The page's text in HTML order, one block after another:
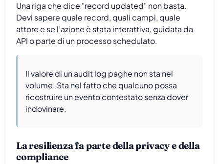
Una riga che dice "record updated" non basta.
Devi sapere quale record, quali campi, quale
attore e se l’azione è stata interattiva, guidata da
API o parte di un processo schedulato.
Il valore di un audit log paghe non sta nel
volume. Sta nel fatto che qualcuno possa
ricostruire un evento contestato senza dover
indovinare.
La resilienza fa parte della privacy e della
compliance